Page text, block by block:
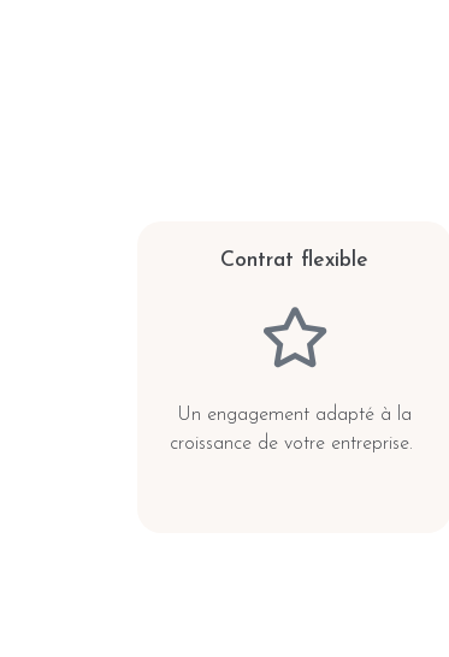
Contrat flexible
Un engagement adapté à la
croissance de votre entreprise.